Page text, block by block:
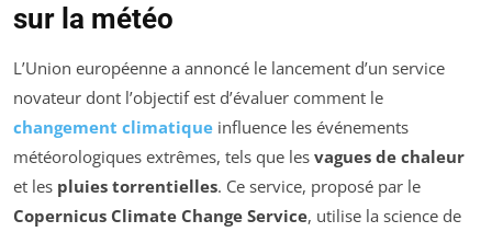
sur la météo
L’Union européenne a annoncé le lancement d’un service
novateur dont l’objectif est d’évaluer comment le
changement climatique influence les événements
météorologiques extrêmes, tels que les vagues de chaleur
et les pluies torrentielles. Ce service, proposé par le
Copernicus Climate Change Service, utilise la science de